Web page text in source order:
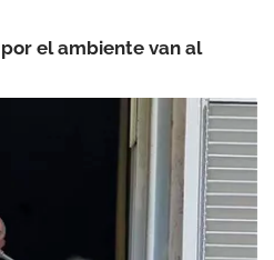
el ambiente van al